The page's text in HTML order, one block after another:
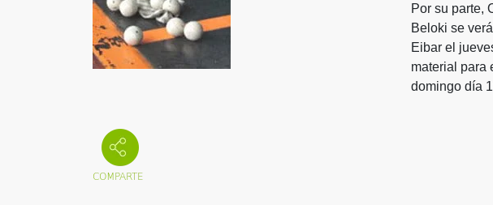
Por su parte,
Beloki se
Eibar el
material para
domingo día